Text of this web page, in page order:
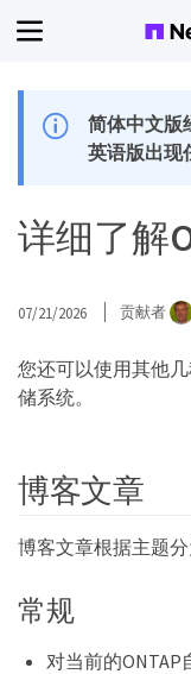
简体中文版
英语版出现
详细了解
07/21/2026 贡献者
您还可以使用其他
储系统。
博客文章
博客文章根据主题分
常规
对当前的ONTAP